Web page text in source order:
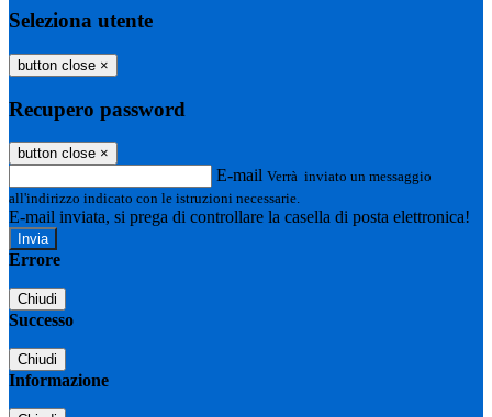
Seleziona utente
button close ×
Recupero password
button close ×
E-mail Verrà inviato un messaggio
all'indirizzo indicato con le istruzioni necessarie.
E-mail inviata, si prega di controllare la casella di posta elettronica!
Errore
Chiudi
Successo
Chiudi
Informazione